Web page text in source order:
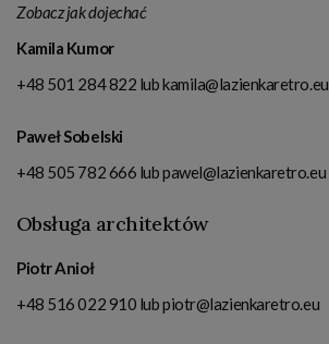
Zobacz jak dojechać
Kamila Kumor
+48 501 284 822 lubkamila@lazienkaretro.eu
Paweł Sobelski
+48 505 782 666 lubpawel@lazienkaretro.eu
Obsługa architektów
Piotr Anioł
+48 516 022 910 lubpiotr@lazienkaretro.eu